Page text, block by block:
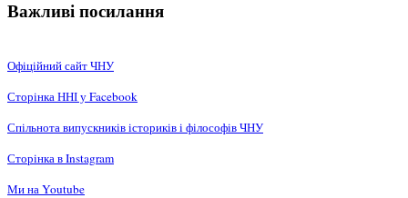
Важливі посилання
Офіційний сайт ЧНУ
Сторінка ННІ у Facebook
Спільнота випускників істориків і філософів ЧНУ
Сторінка в Instagram
Ми на Youtube